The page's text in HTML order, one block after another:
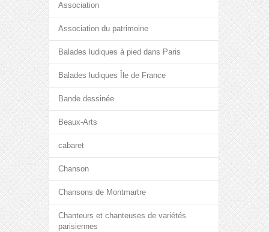
Association
Association du patrimoine
Balades ludiques à pied dans Paris
Balades ludiques Île de France
Bande dessinée
Beaux-Arts
cabaret
Chanson
Chansons de Montmartre
Chanteurs et chanteuses de variétés
parisiennes